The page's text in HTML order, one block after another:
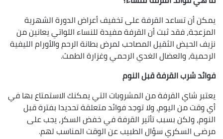
يمكن أن تساعد القرفة على تخفيف أعراض الدورة الشهرية
المزعجة، فقد ثبت أن القرفة مفيدة للنساء اللواتي يعانين من
نزيف الحيض الثقيل المصاحب لمرض بطانة الرحم والأورام الليفية
الرحمية، والعضال الغدي الرحمي وغزارة الطمث.
فوائد شرب القرفة قبل النوم
يعتبر شاي القرفة من المشروبات التي يمكنك الاستمتاع بها في
أي وقت من اليوم، ولا توجد فوائد متعلقة تحديدا بفترة قبل
النوم، ولكن بسبب تأثير القرفة في خفض السكر، يجب على
مرضى السكري سؤال الطبيب عن الوقت المناسب لهم.